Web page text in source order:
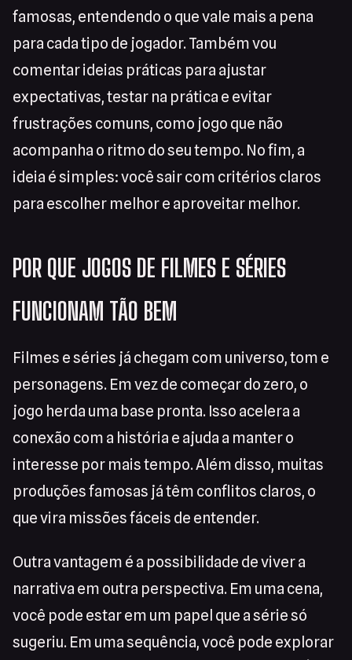
famosas, entendendo o que vale mais a pena
para cada tipo de jogador. Também vou
comentar ideias práticas para ajustar
expectativas, testar na prática e evitar
frustrações comuns, como jogo que não
acompanha o ritmo do seu tempo. No fim, a
ideia é simples: você sair com critérios claros
para escolher melhor e aproveitar melhor.
POR QUE JOGOS DE FILMES E SÉRIES
FUNCIONAM TÃO BEM
Filmes e séries já chegam com universo, tom e
personagens. Em vez de começar do zero, o
jogo herda uma base pronta. Isso acelera a
conexão com a história e ajuda a manter o
interesse por mais tempo. Além disso, muitas
produções famosas já têm conflitos claros, o
que vira missões fáceis de entender.
Outra vantagem é a possibilidade de viver a
narrativa em outra perspectiva. Em uma cena,
você pode estar em um papel que a série só
sugeriu. Em uma sequência, você pode explorar